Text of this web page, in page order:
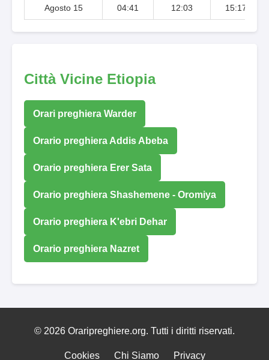
Agosto 15 04:41 12:03 15:17
Città Vicine Etiopia
Orari preghiera Warder
Orario preghiera Addis Abeba
Orario preghiera Erer Sata
Orario preghiera Shashemene - Oromiya
Orario preghiera K'ebri Dehar
Orario preghiera Nazret
© 2026 Oraripreghiere.org. Tutti i diritti riservati.
Cookies Chi Siamo Privacy